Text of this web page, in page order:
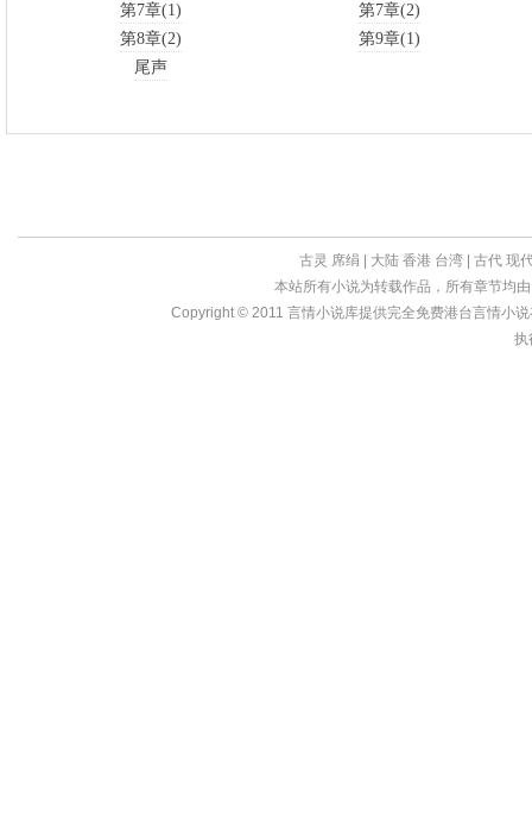
第7章(1)
第7章(2)
第8章(2)
第9章(1)
尾声
古灵 席绢 大陆 香港 台湾 古代 现
本站所有小说为转载作品，所有章节均
Copyright © 2011 言情小说库提供完全免费港台言情小
执